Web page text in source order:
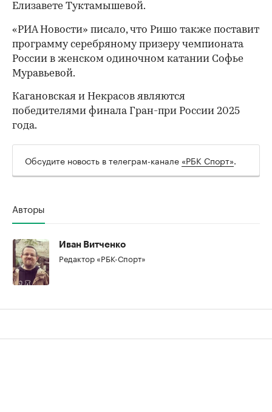
Елизавете Туктамышевой.
00:00 / 00:00
«РИА Новости» писало, что Ришо также поставит
программу серебряному призеру чемпионата
России в женском одиночном катании Софье
Муравьевой.
Кагановская и Некрасов являются
победителями финала Гран-при России 2025
года.
Обсудите новость в телеграм-канале «РБК Спорт».
Авторы
Иван Витченко
Редактор «РБК-Спорт»